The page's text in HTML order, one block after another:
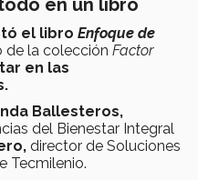
en un libro
el libro Enfoque de
de la colección Factor
en las
Ballesteros,
del Bienestar Integral
director de Soluciones
Tecmilenio.